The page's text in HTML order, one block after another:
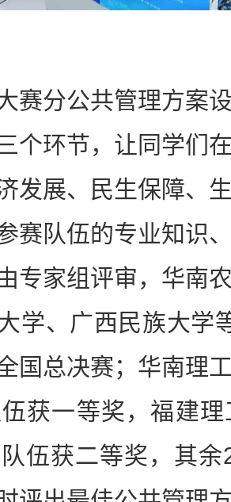
分公共管理方案设
个环节，让同学们
发展、民生保障、
赛队伍的专业知识
专家组评审，华南
学、广西民族大学
国总决赛；华南理
获一等奖，福建
伍获二等奖，其